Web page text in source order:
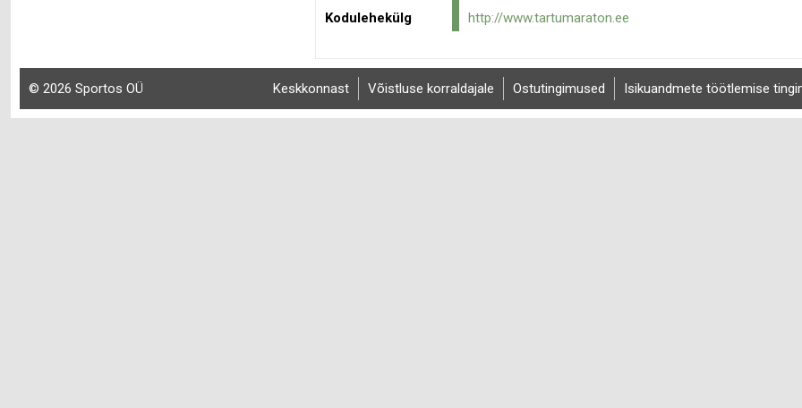
Kodulehekülg
http://www.tartumaraton.ee
© 2026 Sportos OÜ Keskkonnast Võistluse korraldajale Ostutingimused Isikuandmete töötlemise